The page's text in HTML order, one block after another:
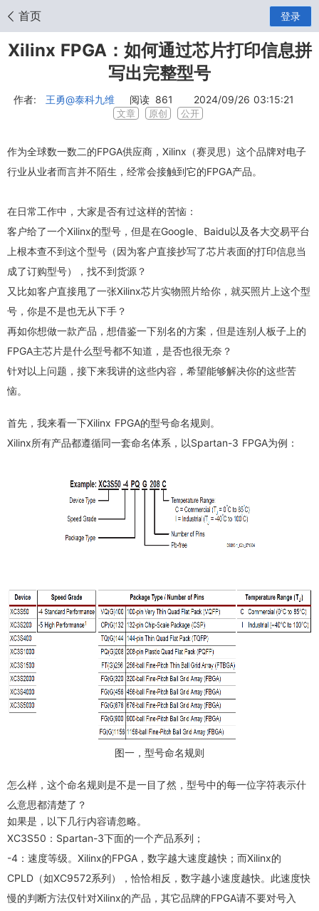
首页
登录
Xilinx FPGA：如何通过芯片打印信息拼
写出完整型号
作者: 王勇@泰科九维 阅读 861 2024/09/26 03:15:21
文章 原创 公开
作为全球数一数二的FPGA供应商，Xilinx（赛灵思）这个品牌对电子
行业从业者而言并不陌生，经常会接触到它的FPGA产品。
在日常工作中，大家是否有过这样的苦恼：
客户给了一个Xilinx的型号，但是在Google、Baidu以及各大交易平台
上根本查不到这个型号（因为客户直接抄写了芯片表面的打印信息当
成了订购型号），找不到货源？
又比如客户直接甩了一张Xilinx芯片实物照片给你，就买照片上这个型
号，你是不是也无从下手？
再如你想做一款产品，想借鉴一下别名的方案，但是连别人板子上的
FPGA主芯片是什么型号都不知道，是否也很无奈？
针对以上问题，接下来我讲的这些内容，希望能够解决你的这些苦
恼。
首先，我来看一下Xilinx FPGA的型号命名规则。
Xilinx所有产品都遵循同一套命名体系，以Spartan-3 FPGA为例：
图一，型号命名规则
怎么样，这个命名规则是不是一目了然，型号中的每一位字符表示什
么意思都清楚了？
如果是，以下几行内容请忽略。
XC3S50：Spartan-3下面的一个产品系列；
-4：速度等级。Xilinx的FPGA，数字越大速度越快；而Xilinx的
CPLD（如XC9572系列），恰恰相反，数字越小速度越快。此速度快
慢的判断方法仅针对Xilinx的产品，其它品牌的FPGA请不要对号入